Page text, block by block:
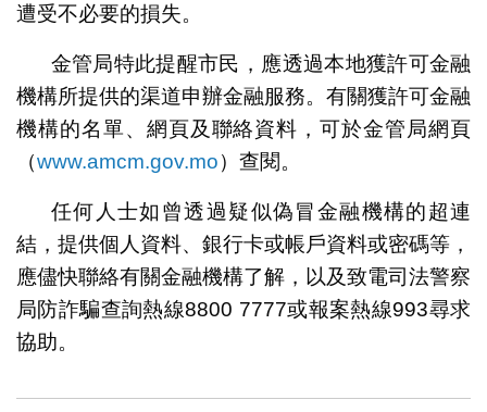
遭受不必要的損失。
金管局特此提醒市民，應透過本地獲許可金融
機構所提供的渠道申辦金融服務。有關獲許可金融
機構的名單、網頁及聯絡資料，可於金管局網頁
（www.amcm.gov.mo）查閱。
任何人士如曾透過疑似偽冒金融機構的超連
結，提供個人資料、銀行卡或帳戶資料或密碼等，
應儘快聯絡有關金融機構了解，以及致電司法警察
局防詐騙查詢熱線8800 7777或報案熱線993尋求
協助。